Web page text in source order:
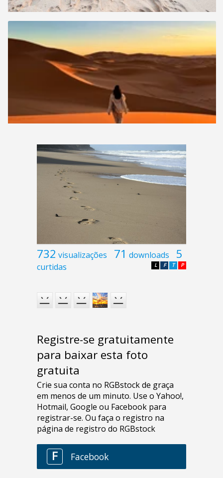
732 visualizações 71 downloads 5
curtidas P
T
F
L
Registre-se gratuitamente
para baixar esta foto
gratuita